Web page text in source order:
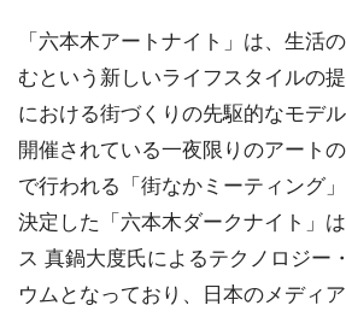
「六本木アートナイト」は、生活
むという新しいライフスタイルの
における街づくりの先駆的なモデ
開催されている一夜限りのアート
で行われる「街なかミーティング
決定した「六本木ダークナイト」
ス 真鍋大度氏によるテクノロジー
ウムとなっており、日本のメディ